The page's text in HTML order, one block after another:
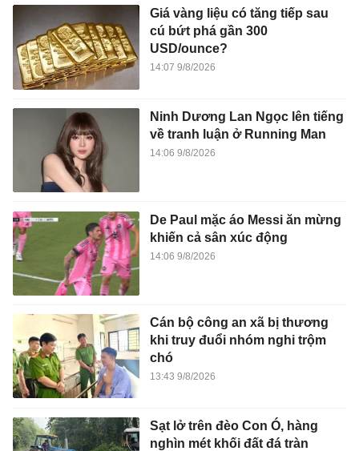
Giá vàng liệu có tăng tiếp sau
cú bứt phá gần 300
USD/ounce?
14:07 9/8/2026
Ninh Dương Lan Ngọc lên tiếng
về tranh luận ở Running Man
14:06 9/8/2026
De Paul mặc áo Messi ăn mừng
khiến cả sân xúc động
14:06 9/8/2026
Cán bộ công an xã bị thương
khi truy đuổi nhóm nghi trộm
chó
13:43 9/8/2026
Sạt lở trên đèo Con Ó, hàng
nghìn mét khối đất đá tràn